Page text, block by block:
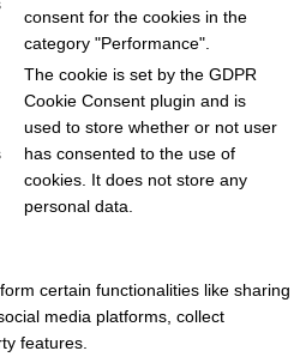
consent for the cookies in the
category "Performance".
The cookie is set by the GDPR
Cookie Consent plugin and is
used to store whether or not user
has consented to the use of
cookies. It does not store any
personal data.
certain functionalities like sharing
media platforms, collect
features.